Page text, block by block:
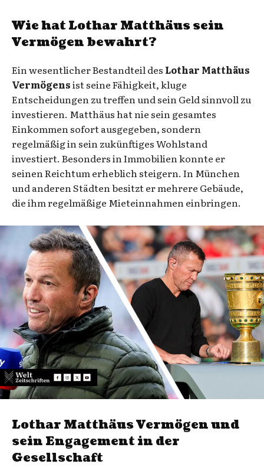
Wie hat Lothar Matthäus sein
Vermögen bewahrt?
Ein wesentlicher Bestandteil des Lothar Matthäus
Vermögensist seine Fähigkeit, kluge
Entscheidungen zu treffen und sein Geld sinnvoll zu
investieren. Matthäus hat nie sein gesamtes
Einkommen sofort ausgegeben, sondern
regelmäßig in sein zukünftiges Wohlstand
investiert. Besonders in Immobilien konnte er
seinen Reichtum erheblich steigern. In München
und anderen Städten besitzt er mehrere Gebäude,
die ihm regelmäßige Mieteinnahmen einbringen.
Lothar Matthäus Vermögen und
sein Engagement in der
Gesellschaft